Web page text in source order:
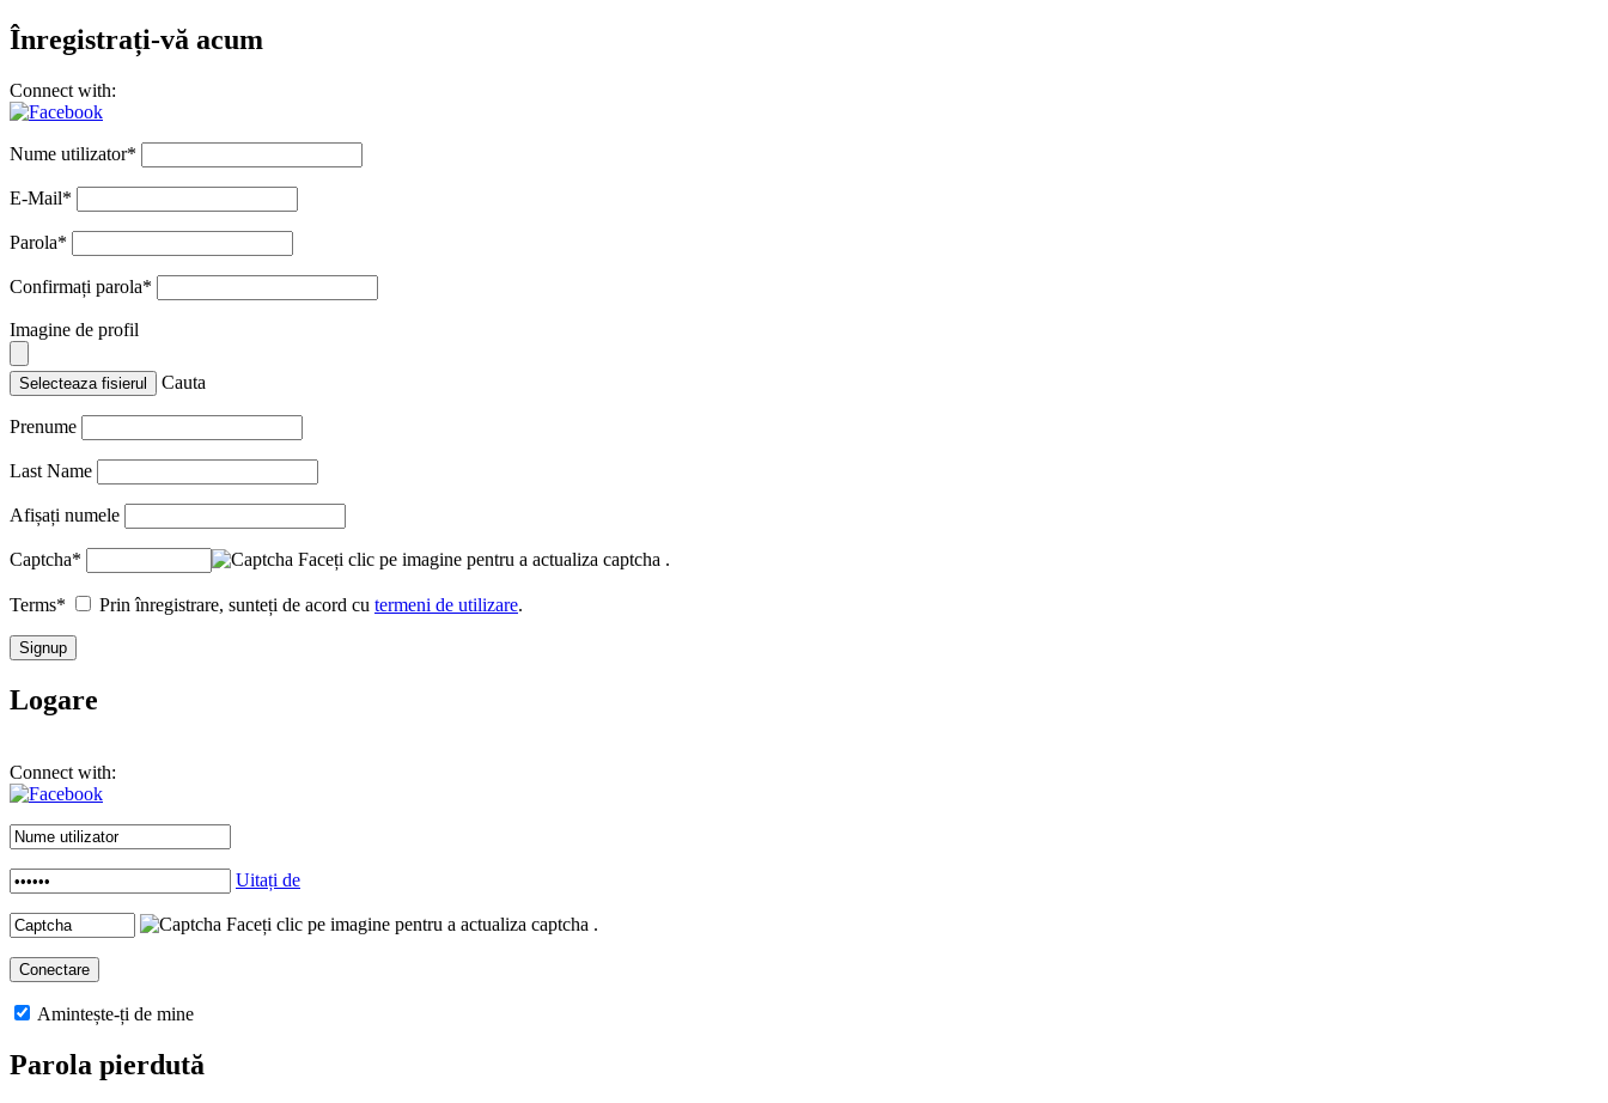
Înregistrați-vă acum
Connect with:
Nume utilizator*
E-Mail*
Parola*
Confirmați parola*
Imagine de profil
Selecteaza fisierul Cauta
Prenume
Last Name
Afișați numele
Captcha* Faceți clic pe imagine pentru a actualiza captcha .
Terms* Prin înregistrare, sunteți de acord cu termeni de utilizare.
Logare
Connect with:
Uitați de
Faceți clic pe imagine pentru a actualiza captcha .
Amintește-ți de mine
Parola pierdută